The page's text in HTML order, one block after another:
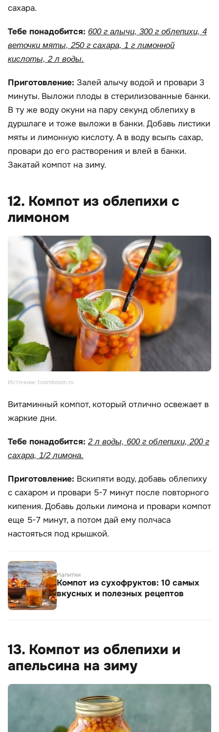
сахара.
Тебе понадобится: 600 г алычи, 300 г облепихи, 4
веточки мяты, 250 г сахара, 1 г лимонной
кислоты, 2 л воды.
Приготовление: Залей алычу водой и провари 3
минуты. Выложи плоды в стерилизованные банки.
В ту же воду окуни на пару секунд облепиху в
дуршлаге и тоже выложи в банки. Добавь листики
мяты и лимонную кислоту. А в воду всыпь сахар,
провари до его растворения и влей в банки.
Закатай компот на зиму.
12. Компот из облепихи с
лимоном
Источник: toomboom.ru
Витаминный компот, который отлично освежает в
жаркие дни.
Тебе понадобится: 2 л воды, 600 г облепихи, 200 г
сахара, 1/2 лимона.
Приготовление: Вскипяти воду, добавь облепиху
с сахаром и провари 5-7 минут после повторного
кипения. Добавь дольки лимона и провари компот
еще 5-7 минут, а потом дай ему полчаса
настояться под крышкой.
Напитки
Компот из сухофруктов: 10 самых
вкусных и полезных рецептов
13. Компот из облепихи и
апельсина на зиму